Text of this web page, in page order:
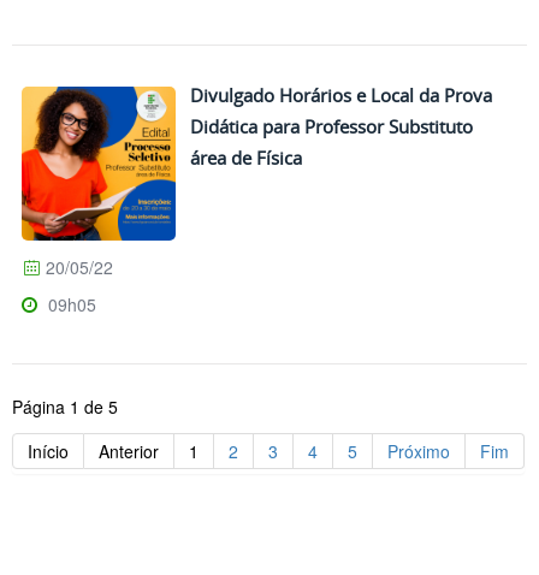
Divulgado Horários e Local da Prova
Didática para Professor Substituto
área de Física
20/05/22
09h05
Página 1 de 5
Início
Anterior 1 2 3 4 5 Próximo Fim